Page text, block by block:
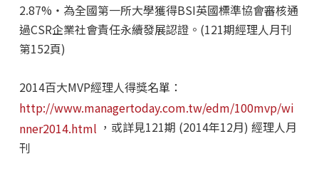
2.87%‧為全國第一所大學獲得BSI英國標準協會審核通
過CSR企業社會責任永續發展認證。(121期經理人月刊
第152頁)
2014百大MVP經理人得獎名單：
http://www.managertoday.com.tw/edm/100mvp/wi
nner2014.html ，或詳見121期 (2014年12月) 經理人月
刊